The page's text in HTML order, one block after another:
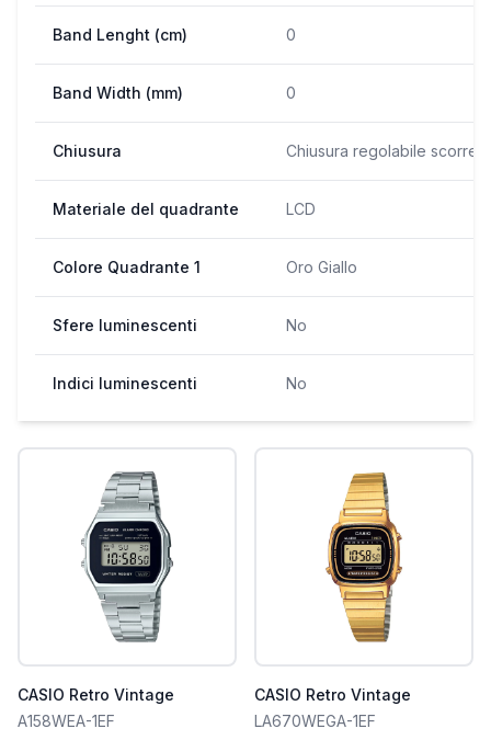
Band Lenght (cm) 0
Band Width (mm) 0
Chiusura Chiusura regolabile
Materiale del quadrante LCD
Colore Quadrante 1 Oro Giallo
Sfere luminescenti No
Indici luminescenti No
CASIO Retro Vintage
A158WEA-1EF
CASIO Retro Vintage
LA670WEGA-1EF